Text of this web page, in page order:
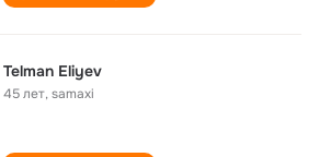
Telman Eliyev
45 лет,samaxi